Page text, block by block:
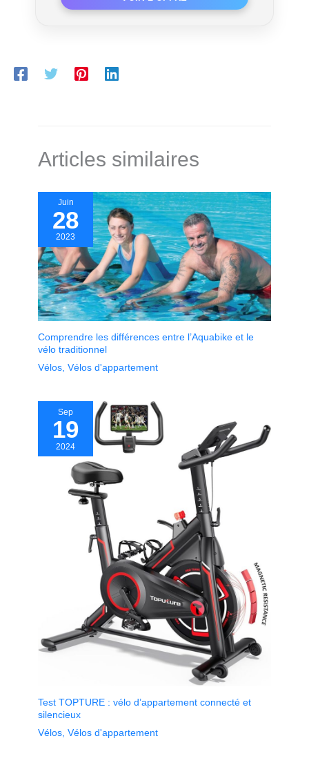
Articles similaires
Juin
28
2023
Comprendre les différences entre l’Aquabike et le
vélo traditionnel
Vélos Vélos d'appartement
Sep
19
2024
Test TOPTURE : vélo d’appartement connecté et
silencieux
Vélos, Vélos d'appartement